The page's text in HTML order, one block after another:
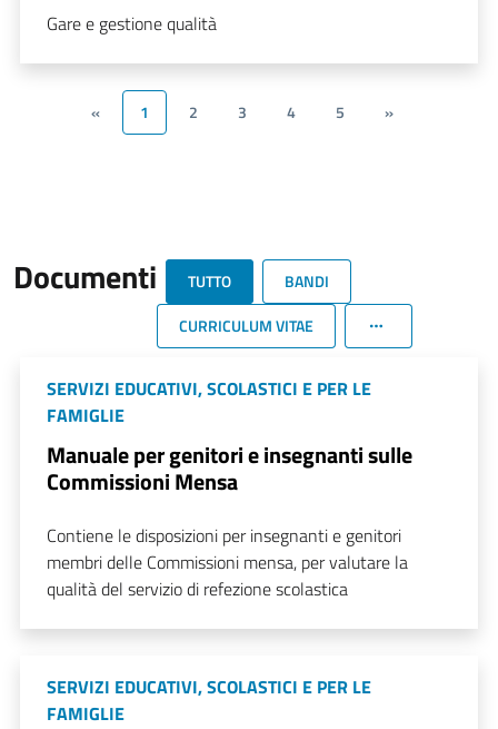
Gare e gestione qualità
« 1 2 3 4 5 »
Documenti TUTTO
BANDI
CURRICULUM VITAE
SERVIZI EDUCATIVI, SCOLASTICI E PER LE
FAMIGLIE
Manuale per genitori e insegnanti sulle
Commissioni Mensa
Contiene le disposizioni per insegnanti e genitori
membri delle Commissioni mensa, per valutare la
qualità del servizio di refezione scolastica
SERVIZI EDUCATIVI, SCOLASTICI E PER LE
FAMIGLIE